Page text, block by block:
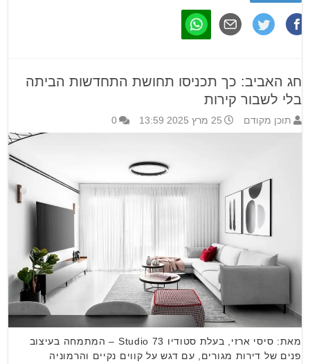
חג האביב: כך תכניסו תחושת התחדשות הביתה
בלי לשבור קירות
תוכן מקודם 25 מרץ 2025 13:59 0
מאת: סיסי ארזי, בעלת סטודיו Studio 73 – המתמחה בעיצוב
פנים של דירות מגורים, עם דגש על קווים נקיים והרמוניה